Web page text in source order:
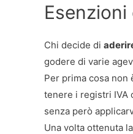
Chi decide di
godere di varie
Per prima cosa non
tenere i registri IVA
senza però
Una volta ottenuta